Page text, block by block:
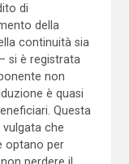
di
della
continuità sia
si è registrata
non
è quasi
Questa
che
optano per